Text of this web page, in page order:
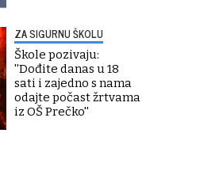
ZA SIGURNU ŠKOLU
Škole pozivaju:
''Dođite danas u 18
sati i zajedno s nama
odajte počast žrtvama
iz OŠ Prečko''